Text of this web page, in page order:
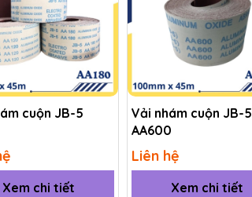
cuộn JB-5
Xem chi tiết
Vải nhám cuộn JB-5
AA600
Liên hệ
Xem chi tiết